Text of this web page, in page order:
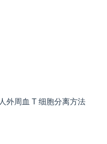
人外周血 T 细胞分离方法